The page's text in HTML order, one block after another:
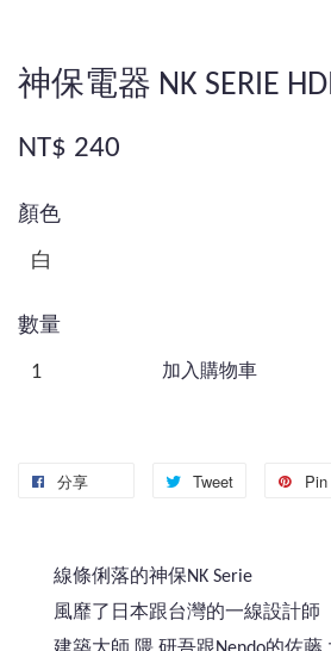
神保電器 NK SERIE
NT$ 240
顏色
數量
加入購物車
分享 Tweet
線條俐落的神保NK Serie
風靡了日本跟台灣的一線設計師